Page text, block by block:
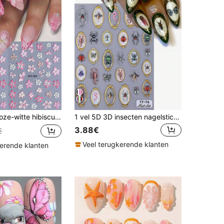
bloemblaadjes, kleurverloop, zomerse nagelbedeltjes, DIY manicure decoratie voor salon, design accessoires, nagelbenodigdheden
klanten
1 vel 5D 3D insecten nagelstickers, kleurrijk vintage framepatroon, lieveheersbeestje, vlinder, spin, duizendpoot designs, DIY nageldecoratie stickers, nagelaccessoires, geweldig cadeau voor meisjesnagels nagelbenodigdheden
3.88€
Veel terugkerende klanten